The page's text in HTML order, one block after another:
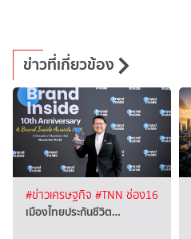
ข่าวที่เกี่ยวข้อง
#ข่าวเศรษฐกิจ #TNN ช่อง16
เมืองไทยประกันชีวิต…